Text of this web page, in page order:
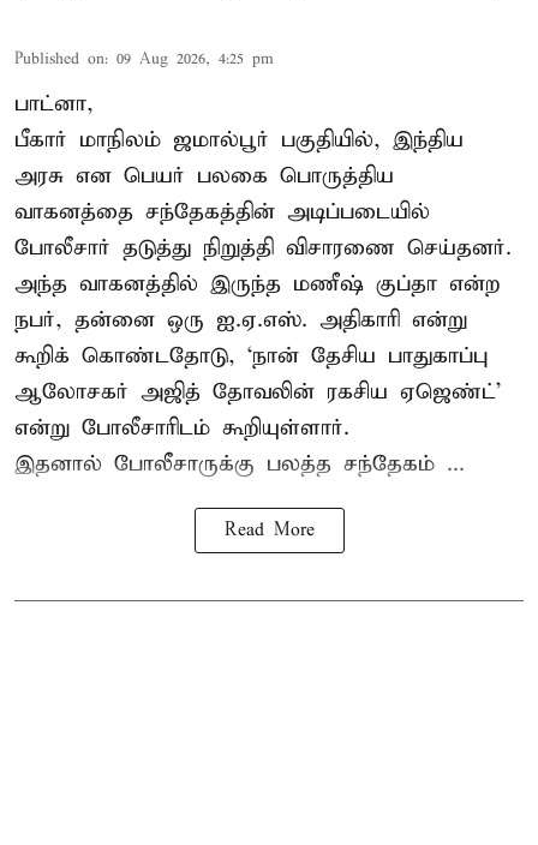
Published on: 09 Aug 2026, 4:25 pm
பாட்னா,
பீகார் மாநிலம் ஜமால்பூர் பகுதியில், இந்திய
அரசு என பெயர் பலகை பொருத்திய
வாகனத்தை சந்தேகத்தின் அடிப்படையில்
போலீசார் தடுத்து நிறுத்தி விசாரணை செய்தனர்.
அந்த வாகனத்தில் இருந்த மணீஷ் குப்தா என்ற
நபர், தன்னை ஒரு ஐ.ஏ.எஸ். அதிகாரி என்று
கூறிக் கொண்டதோடு, ‘நான் தேசிய பாதுகாப்பு
ஆலோசகர் அஜித் தோவலின் ரகசிய ஏஜெண்ட்’
என்று போலீசாரிடம் கூறியுள்ளார்.
இதனால் போலீசாருக்கு பலத்த சந்தேகம் ...
Read More